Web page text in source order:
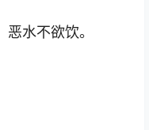
水不欲饮。